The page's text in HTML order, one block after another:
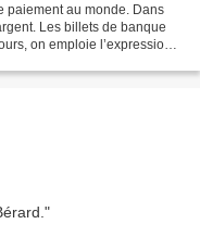
paiement au monde. Dans
Les billets de banque
on emploie l’expression